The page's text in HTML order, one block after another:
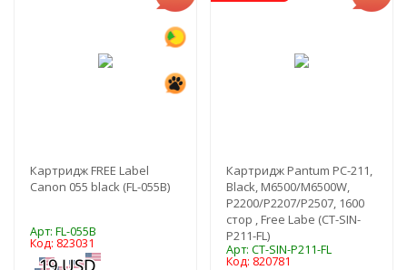
Картридж FREE Label
Canon 055 black (FL-055B)
Арт: FL-055B
Код: 823031
Картридж Pantum PC-211,
Black, M6500/M6500W,
P2200/P2207/P2507, 1600
стор , Free Labe (CT-SIN-
P211-FL)
Арт: CT-SIN-P211-FL
Код: 820781